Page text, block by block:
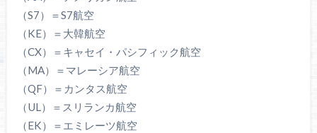
（S7）＝S7航空
（KE）＝大韓航空
（CX）＝キャセイ・パシフィック航空
（MA）＝マレーシア航空
（QF）＝カンタス航空
（UL）＝スリランカ航空
（EK）＝エミレーツ航空